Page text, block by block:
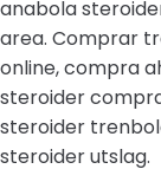
anabola
area. Comprar
online, compra
steroider
steroider
steroider utslag.